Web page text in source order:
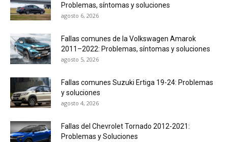
Problemas, síntomas y soluciones
agosto 6, 2026
Fallas comunes de la Volkswagen Amarok
2011–2022: Problemas, síntomas y soluciones
agosto 5, 2026
Fallas comunes Suzuki Ertiga 19-24: Problemas
y soluciones
agosto 4, 2026
Fallas del Chevrolet Tornado 2012-2021:
Problemas y Soluciones